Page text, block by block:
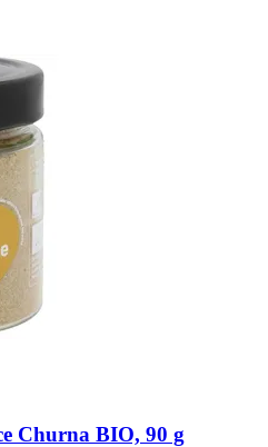
Churna BIO, 90 g